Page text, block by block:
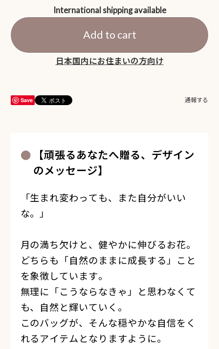
International shipping available
Add to cart
日本国内にお住まいの方向け
Save 通報する
【頑張るあなたへ贈る、デザイン
のメッセージ】
「生まれ変わっても、また自分がいい
な。」
月の満ち欠けと、健やかに伸びるお花。
どちらも「自然のままに成長する」こと
を象徴しています。
無理に「こうならなきゃ」と思わなくて
も、自然と輝いていく。
このバッグが、そんな穏やかな自信をく
れるアイテムとなりますように。